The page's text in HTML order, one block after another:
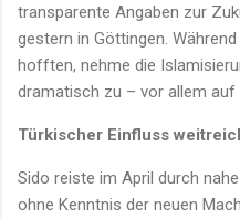
transparente Angaben zur
gestern in Göttingen.
hofften, nehme die
dramatisch zu – vor allem auf
Türkischer Einfluss
Sido reiste im April durch
ohne Kenntnis der neuen